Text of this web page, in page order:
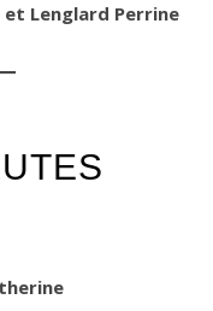
Lenglard Perrine